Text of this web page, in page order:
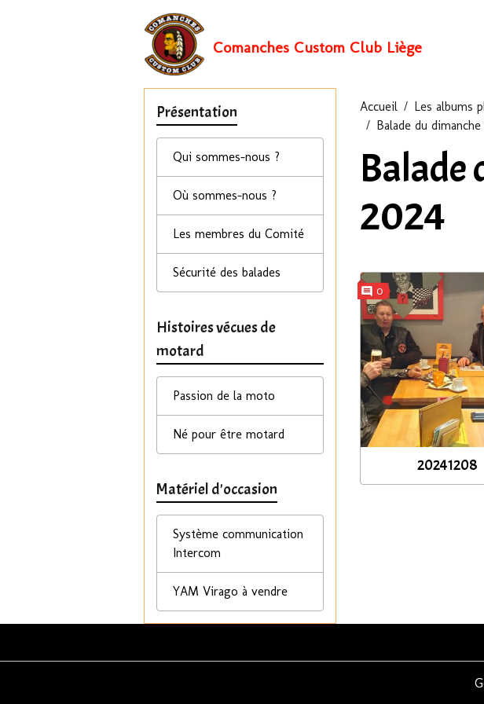
Comanches Custom Club Liège
Accueil Les albums
Balade du
Balade
2024
0
20241208
Présentation
Qui sommes-nous ?
Où sommes-nous ?
Les membres du Comité
Sécurité des balades
Histoires vécues de
motard
Passion de la moto
Né pour être motard
Matériel d'occasion
Système communication
Intercom
YAM Virago à vendre